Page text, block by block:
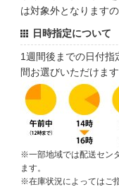
は対象外となります
日時指定について
1週間後までの日付
間お選びいただけます
※一部地域では配送セン
ます。
※在庫状況によってはご